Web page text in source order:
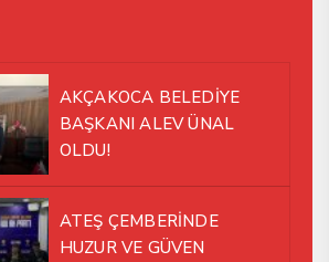
AKÇAKOCA BELEDİYE
BAŞKANI ALEV ÜNAL
OLDU!
ATEŞ ÇEMBERİNDE
HUZUR VE GÜVEN